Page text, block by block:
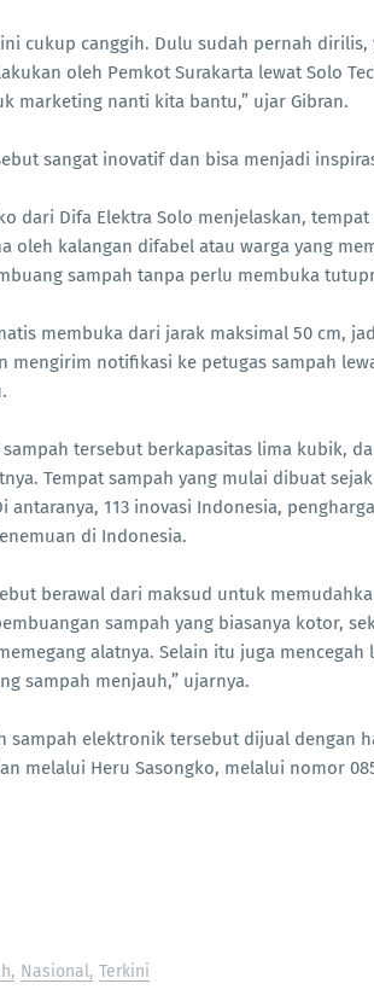
cukup canggih. Dulu sudah pernah
oleh Pemkot Surakarta lewat Solo
marketing nanti kita bantu,” ujar Gibran.
sangat inovatif dan bisa menjadi
dari Difa Elektra Solo menjelaskan,
oleh kalangan difabel atau warga yang
sampah tanpa perlu membuka
membuka dari jarak maksimal 50 cm,
mengirim notifikasi ke petugas sampah
tersebut berkapasitas lima kubik,
Tempat sampah yang mulai dibuat
antaranya, 113 inovasi Indonesia,
di Indonesia.
berawal dari maksud untuk
sampah yang biasanya kotor,
alatnya. Selain itu juga
sampah menjauh,” ujarnya.
sampah elektronik tersebut dijual dengan
melalui Heru Sasongko, melalui nomor
Nasional Terkini